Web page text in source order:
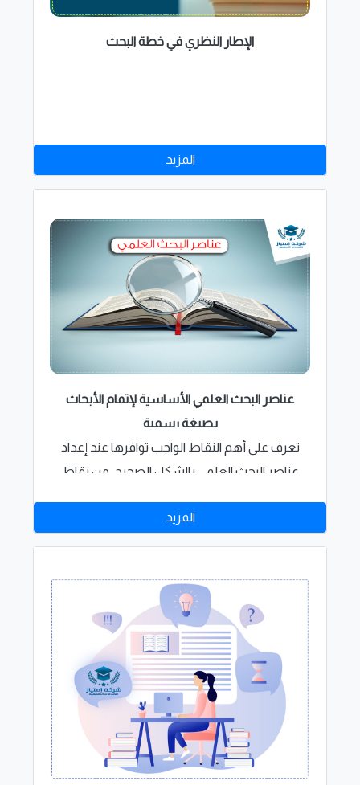
الإطار النظري في خطة البحث
المزيد
عناصر البحث العلمي الأساسية لإتمام الأبحاث
بصيغة رسمية
تعرف على أهم النقاط الواجب توافرها عند إعداد
عناصر البحث العلمي بالشكل الصحيح, من نقاط
علمي قوي.
المزيد